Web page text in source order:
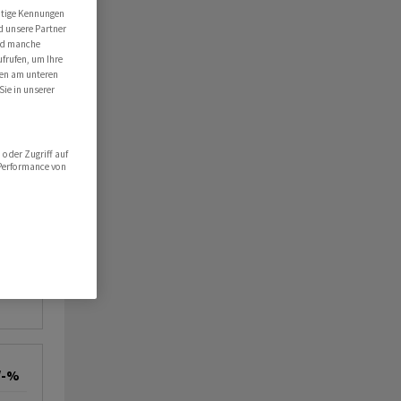
%
Kennungen
unsere Partner
manche
um Ihre
am unteren
in unserer
oder Zugriff auf
von